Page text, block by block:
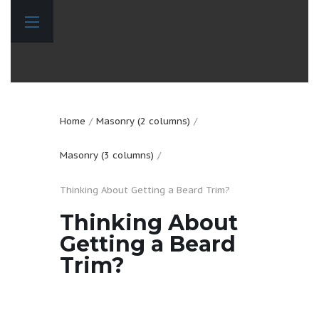
Home Masonry (2 columns)
Masonry (3 columns)
Thinking About Getting a Beard Trim?
Thinking About
Getting a Beard
Trim?